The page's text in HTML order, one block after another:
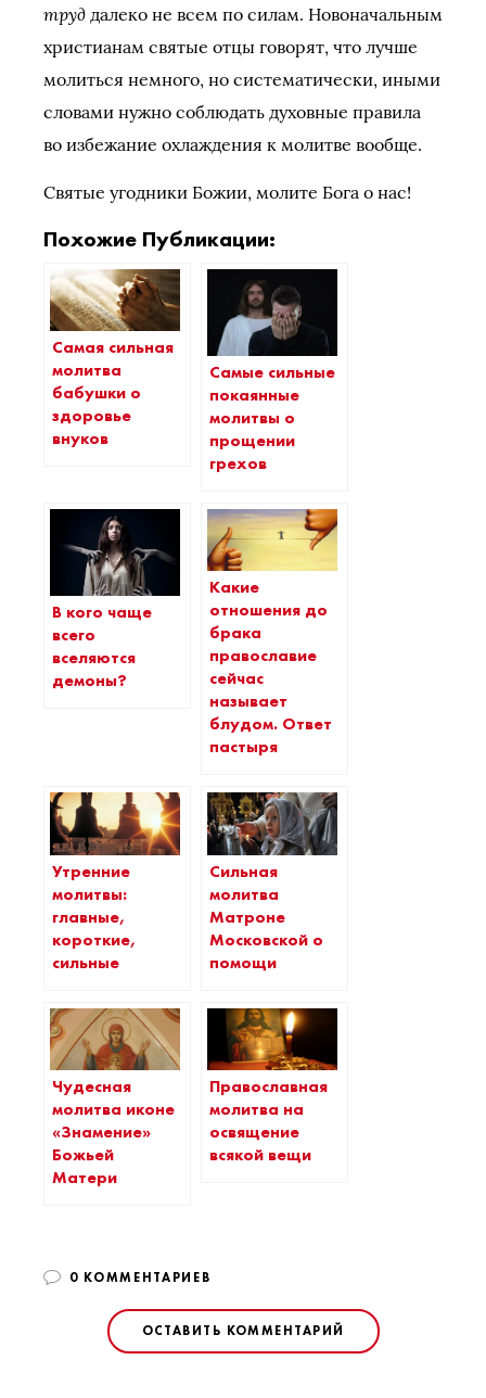
труд далеко не всем по силам. Новоначальным
христианам святые отцы говорят, что лучше
молиться немного, но систематически, иными
словами нужно соблюдать духовные правила
во избежание охлаждения к молитве вообще.
Святые угодники Божии, молите Бога о нас!
Похожие Публикации:
Самая сильная
молитва
бабушки о
здоровье
внуков
Самые сильные
покаянные
молитвы о
прощении
грехов
В кого чаще
всего
вселяются
демоны?
Какие
отношения до
брака
православие
сейчас
называет
блудом. Ответ
пастыря
Утренние
молитвы:
главные,
короткие,
сильные
Сильная
молитва
Матроне
Московской о
помощи
Чудесная
молитва иконе
«Знамение»
Божьей
Матери
Православная
молитва на
освящение
всякой вещи
0 КОММЕНТАРИЕВ
ОСТАВИТЬ КОММЕНТАРИЙ